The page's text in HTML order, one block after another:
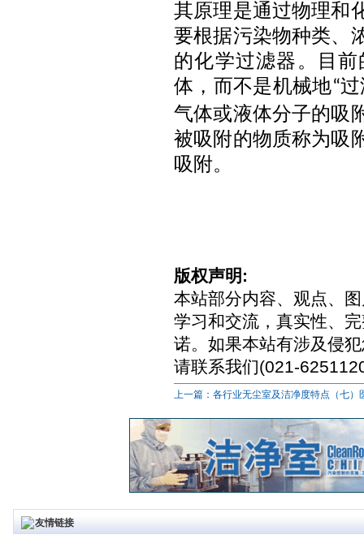
其原理是通过物理和
要根据污染物种类、
的化学过滤器。目
体，而不是机械地“
气体或液体分子的吸
被吸附的物质称为吸
吸附。
版权声明:
本站部分内容、观点、
学习和交流，真实性、
诺。如果本站有涉及侵
请联系我们(021-
上一篇：各行业无尘室及洁净度特点（七）
友情链接